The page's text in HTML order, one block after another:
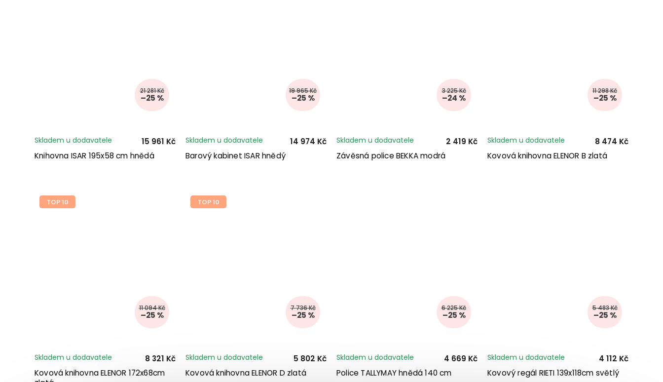
21 281 Kč
–25 %
Knihovna ISAR 195x58 cm hnědá
Skladem u dodavatele 15 961 Kč
19 965 Kč
–25 %
Barový kabinet ISAR hnědý
Skladem u dodavatele 14 974 Kč
3 225 Kč
–24 %
Závěsná police BEKKA modrá
Skladem u dodavatele 2 419 Kč
11 298 Kč
–25 %
Kovová knihovna ELENOR B zlatá
Skladem u dodavatele 8 474 Kč
TOP 10
11 094 Kč
–25 %
Kovová knihovna ELENOR 172x68cm
Skladem u dodavatele 8 321 Kč
TOP 10
7 736 Kč
–25 %
Kovová knihovna ELENOR D zlatá
Skladem u dodavatele 5 802 Kč
6 225 Kč
–25 %
Police TALLYMAY hnědá 140 cm
Skladem u dodavatele 4 669 Kč
5 483 Kč
–25 %
Kovový regál RIETI 139x118cm světlý
Skladem u dodavatele 4 112 Kč